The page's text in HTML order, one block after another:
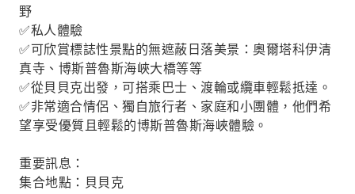
野
✅私人體驗
✅可欣賞標誌性景點的無遮蔽日落美景：奧爾塔科伊清
真寺、博斯普魯斯海峽大橋等等
✅從貝貝克出發，可搭乘巴士、渡輪或纜車輕鬆抵達。
✅非常適合情侶、獨自旅行者、家庭和小團體，他們希
望享受優質且輕鬆的博斯普魯斯海峽體驗。
重要訊息：
集合地點：貝貝克